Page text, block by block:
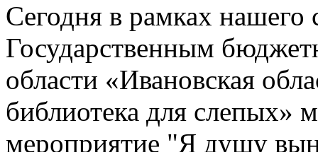
Сегодня в рамках нашего
Государственным
области «Ивановская
библиотека для слепых»
мероприятие "Я душу